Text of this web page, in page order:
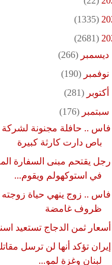
(1335)
(2681)
ديسمبر(266)
نوفمبر(190)
أكتوبر(281)
سبتمبر(176)
فاس .. حافلة مجنونة
باص دارت كارثة كبيرة
رجل يقتحم مبنى السفارة
في استوكهولم ويقوم...
فاس .. زوج ينهي حياة
ظروف غامضة
أسعار ثمن الدجاج تستعيد
إيران تؤكد أنها لن ترسل
لبنان وغزة لمو...